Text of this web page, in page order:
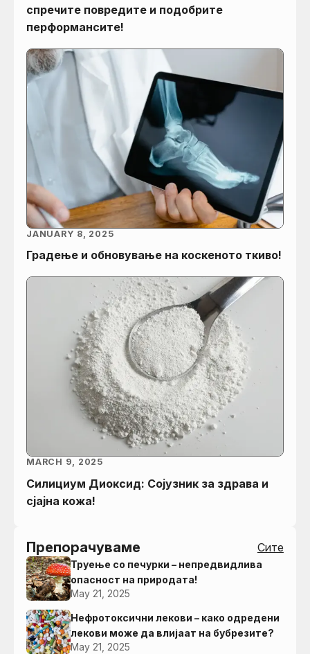
спречите повредите и подобрите
перформансите!
Градење и обновување на коскеното ткиво!
JANUARY 8, 2025
Силициум Диоксид: Сојузник за здрава и
сјајна кожа!
MARCH 9, 2025
Препорачуваме Сите
Труење со печурки – непредвидлива
опасност на природата!
May 21, 2025
Нефротоксични лекови – како одредени
лекови може да влијаат на бубрезите?
May 21, 2025